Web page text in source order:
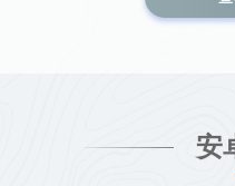
安